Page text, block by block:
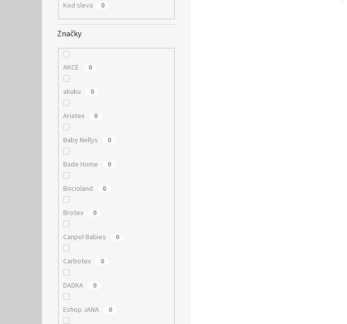
Kod sleva 0
Značky
AKCE 0
akuku 0
Ariatex 0
Baby Nellys 0
Bade Home 0
Bocioland 0
Brotex 0
Canpol Babies 0
Carbotex 0
DADKA 0
Eshop JANA 0